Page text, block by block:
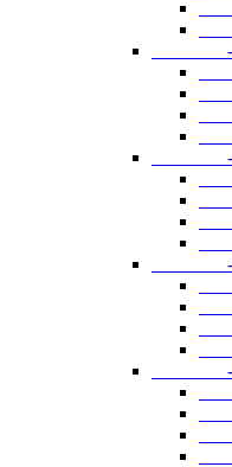
-
-
-
-
-
-
-
-
-
-
-
-
-
-
-
-
-
-
-
-
-
-